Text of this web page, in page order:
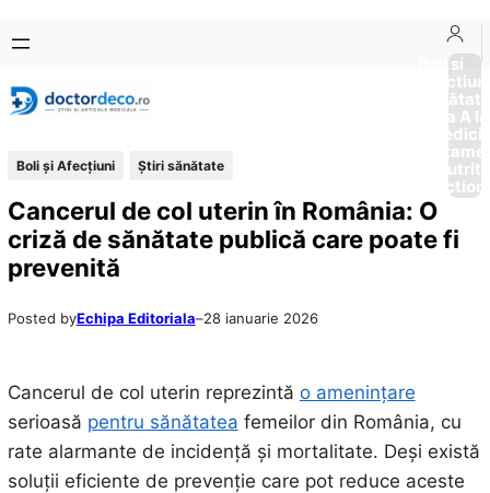
conținut
content
Boli si
Afectiuni
Sănătate
de la A
Boli și Afecțiuni Ştiri sănătate
Cancerul de col uterin în România: O
criză de sănătate publică care poate fi
prevenită
Posted byEchipa Editoriala–28 ianuarie 2026
Cancerul de col uterin reprezintă o amenințare
serioasă pentru sănătatea femeilor din România, cu
rate alarmante de incidență și mortalitate. Deși există
soluții eficiente de prevenție care pot reduce aceste